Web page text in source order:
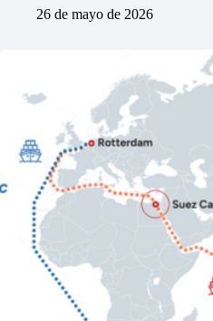
26 de mayo de 2026